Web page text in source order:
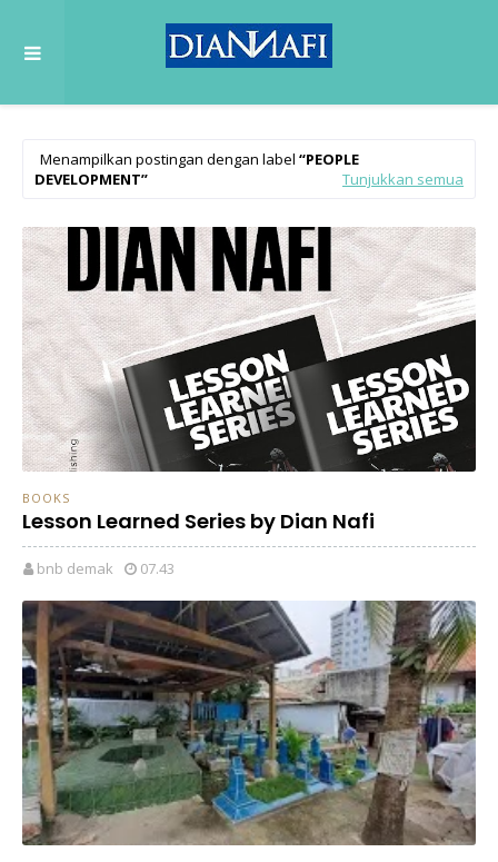
Menampilkan postingan dengan label
PEOPLE
DEVELOPMENT
Tunjukkan semua
BOOKS
Lesson Learned Series by Dian Nafi
bnb demak 07.43